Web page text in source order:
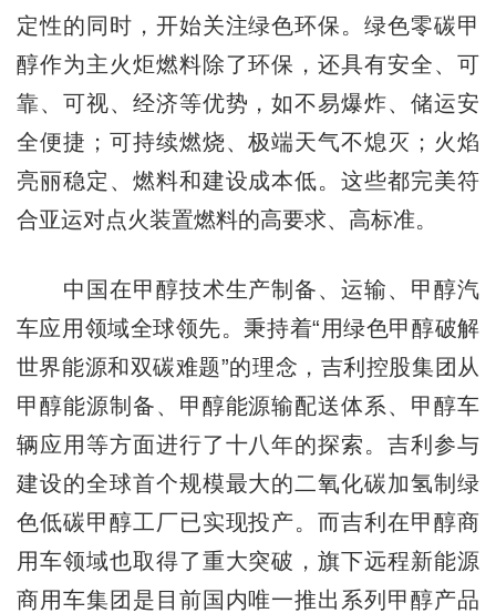
定性的同时，开始关注绿色环保。绿色零碳甲
醇作为主火炬燃料除了环保，还具有安全、可
靠、可视、经济等优势，如不易爆炸、储运安
全便捷；可持续燃烧、极端天气不熄灭；火焰
亮丽稳定、燃料和建设成本低。这些都完美符
合亚运对点火装置燃料的高要求、高标准。
中国在甲醇技术生产制备、运输、甲醇汽
车应用领域全球领先。秉持着“用绿色甲醇破解
世界能源和双碳难题”的理念，吉利控股集团从
甲醇能源制备、甲醇能源输配送体系、甲醇车
辆应用等方面进行了十八年的探索。吉利参与
建设的全球首个规模最大的二氧化碳加氢制绿
色低碳甲醇工厂已实现投产。而吉利在甲醇商
用车领域也取得了重大突破，旗下远程新能源
商用车集团是目前国内唯一推出系列甲醇产品